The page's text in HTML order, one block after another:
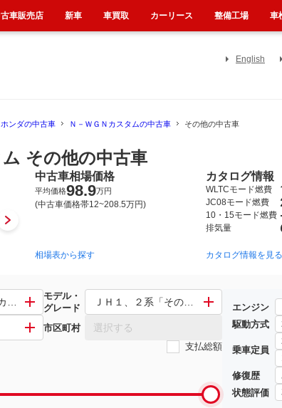
English
ホンダの中古車 Ｎ－ＷＧＮカスタムの中古車 その他の中古車
その他の中古車
2013年11月~2019年8月（1017） 2019年8月~（
中古車相場価格
平均価格98.9万円
(中古車価格帯12~208.5万円)
相場表から探す
カタログ情報
WLTCモード燃費
JC08モード燃費
10・15モード燃費
排気量
カタログ情報を見る
スタム
モデル・
グレード
ＪＨ１、２系「その他」 ＪＨ３、４系
市区町村 選択する
支払総額
エンジン
駆動方式
乗車定員
修復歴
状態評価
車販売店 新車 車買取 カーリース 整備工場 車